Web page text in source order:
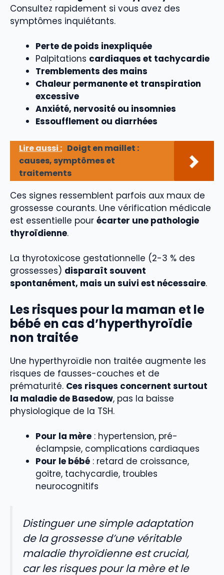
Consultez rapidement si vous avez des
symptômes inquiétants.
Perte de poids inexpliquée
Palpitations cardiaques et tachycardie
Tremblements des mains
Chaleur permanente et transpiration
excessive
Anxiété, nervosité ou insomnies
Essoufflement ou diarrhées
Lire aussi : Doigt en maillet :
causes, symptômes et
traitements
Ces signes ressemblent parfois aux maux de
grossesse courants. Une vérification médicale
est essentielle pour écarter une pathologie
thyroïdienne.
La thyrotoxicose gestationnelle (2-3 % des
grossesses) disparaît souvent
spontanément, mais un suivi est nécessaire.
Les risques pour la maman et le
bébé en cas d’hyperthyroïdie
non traitée
Une hyperthyroïdie non traitée augmente les
risques de fausses-couches et de
prématurité. Ces risques concernent surtout
la maladie de Basedow, pas la baisse
physiologique de la TSH.
Pour la mère : hypertension, pré-
éclampsie, complications cardiaques
Pour le bébé : retard de croissance,
goitre, tachycardie, troubles
neurocognitifs
Distinguer une simple adaptation
de la grossesse d’une véritable
maladie thyroïdienne est crucial,
car les risques pour la mère et le